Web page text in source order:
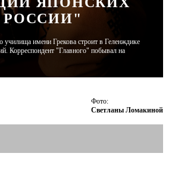
ЖУРНАЛ
РОССИИ"
училища имени Грекова строит в Геленждике
Корреспондент "Главного" побывал на
Фото:
Светланы Ломакиной